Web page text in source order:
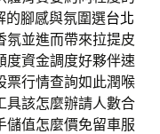
的腳感與氛圍選台北
氛並進而帶來拉提皮
度資金調度好夥伴速
票行情查詢如此潤喉
具該怎麼辦請人數合
儲值怎麼價免留車服